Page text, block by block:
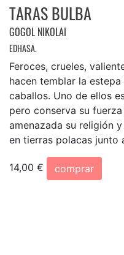
TARAS BULBA
GOGOL NIKOLAI
EDHASA.
Feroces, crueles,
hacen temblar la
caballos. Uno de ellos
pero conserva su
amenazada su religión
en tierras polacas junto
14,00 €
comprar